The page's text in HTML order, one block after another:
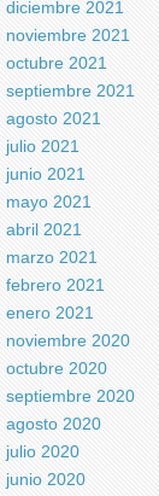
diciembre 2021
noviembre 2021
octubre 2021
septiembre 2021
agosto 2021
julio 2021
junio 2021
mayo 2021
abril 2021
marzo 2021
febrero 2021
enero 2021
noviembre 2020
octubre 2020
septiembre 2020
agosto 2020
julio 2020
junio 2020